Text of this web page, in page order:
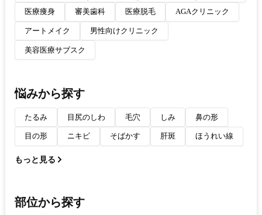
医療痩身 審美歯科 医療脱毛 AGAクリニック
アートメイク 男性向けクリニック
美容医療サブスク
悩みから探す
たるみ 目尻のしわ 毛穴 しみ 鼻の形
目の形 ニキビ そばかす 肝斑 ほうれい線
もっと見る
部位から探す